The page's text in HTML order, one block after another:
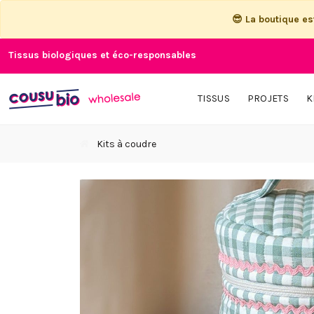
😎 La boutique
Tissus biologiques et éco-responsables
TISSUS PROJETS
Kits à coudre